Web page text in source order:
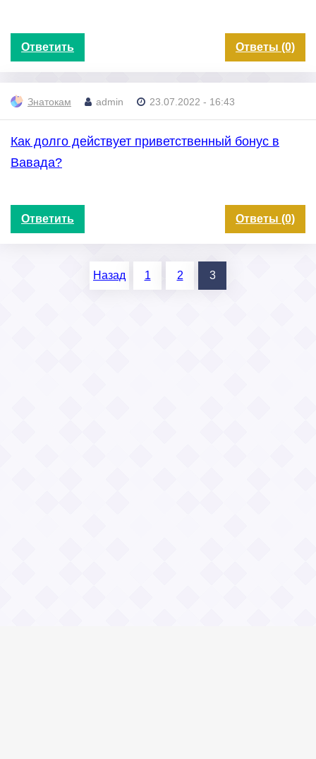
Ответить Ответы (0)
Знатокам admin 23.07.2022 - 16:43
Как долго действует приветственный бонус в
Вавада?
Ответить Ответы (0)
Назад 1 2 3